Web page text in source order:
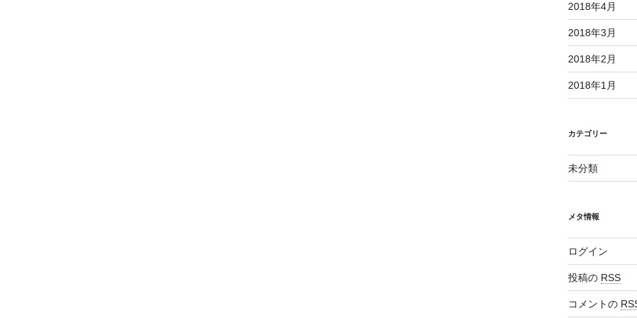
2018年4月
2018年3月
2018年2月
2018年1月
カテゴリー
未分類
メタ情報
ログイン
投稿の RSS
コメントの